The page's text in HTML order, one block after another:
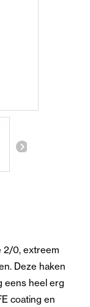
2/0, extreem
Deze haken
eens heel erg
coating en